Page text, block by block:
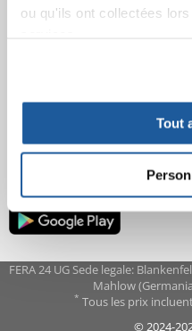
ou qu'ils ont collectées
Tout
COMMANDES
APPRENEZ À NOUS
FERA 24 UG Sede legale:
Mahlow
* Tous les prix
© 2024-